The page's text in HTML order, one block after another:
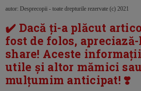
autor: Desprecopii - toate drepturile rezervate (c) 2021
✔️ Dacă ți-a plăcut
fost de folos,
share! Aceste
utile și altor mămici
mulțumim anticipat! ❣️